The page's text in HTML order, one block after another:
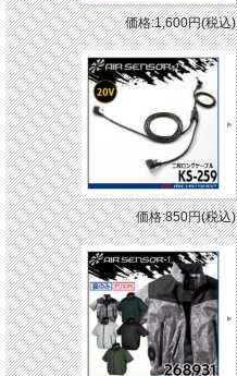
価格:1,600円(税込)
価格:850円(税込)